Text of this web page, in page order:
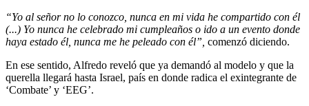
“Yo al señor no lo conozco, nunca en mi vida he compartido con él
(...) Yo nunca he celebrado mi cumpleaños o ido a un evento donde
haya estado él, nunca me he peleado con él”, comenzó diciendo.
En ese sentido, Alfredo reveló que ya demandó al modelo y que la
querella llegará hasta Israel, país en donde radica el exintegrante de
‘Combate’ y ‘EEG’.